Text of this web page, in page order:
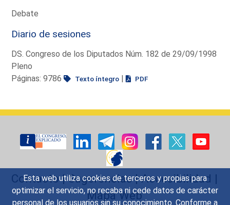
Esta web utiliza cookies de terceros y propias para
optimizar el servicio, no recaba ni cede datos de carácter
personal de los usuarios sin su conocimiento. Conforme a
Debate
Diario de sesiones
DS. Congreso de los Diputados Núm. 182 de 29/09/1998
Pleno
Páginas: 9786
Texto íntegro | PDF
Contacto|Sugerencias|Accesibilidad |
Mapa Web